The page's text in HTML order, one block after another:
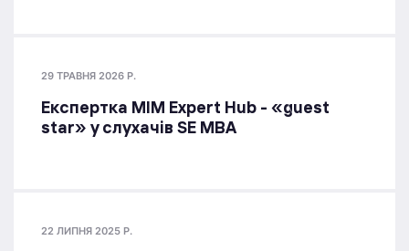
29 ТРАВНЯ 2026 Р.
Експертка MIM Expert Hub - «guest
star» у слухачів SE MBA
22 ЛИПНЯ 2025 Р.